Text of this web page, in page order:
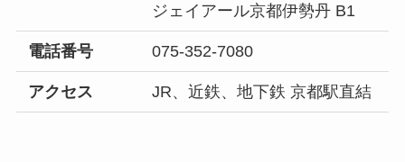
ジェイアール京都伊勢丹 B1
電話番号 075-352-7080
アクセス JR、近鉄、地下鉄 京都駅直結